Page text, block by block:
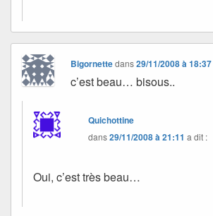
Bigornettedans29/11/2008 à 18:37
c’est beau… bisous..
Quichottine
dans29/11/2008 à 21:11 a dit :
Oui, c’est très beau…